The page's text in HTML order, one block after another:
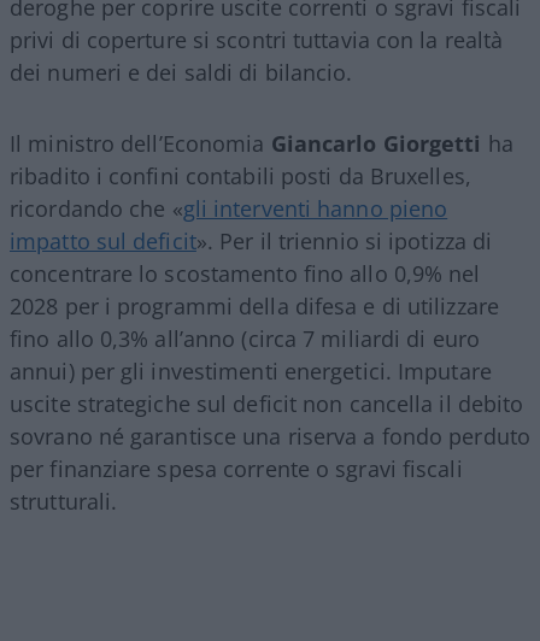
deroghe per coprire uscite correnti o sgravi fiscali
privi di coperture si scontri tuttavia con la realtà
dei numeri e dei saldi di bilancio.
Il ministro dell’Economia Giancarlo Giorgetti ha
ribadito i confini contabili posti da Bruxelles,
ricordando che «gli interventi hanno pieno
impatto sul deficit». Per il triennio si ipotizza di
concentrare lo scostamento fino allo 0,9% nel
2028 per i programmi della difesa e di utilizzare
fino allo 0,3% all’anno (circa 7 miliardi di euro
annui) per gli investimenti energetici. Imputare
uscite strategiche sul deficit non cancella il debito
sovrano né garantisce una riserva a fondo perduto
per finanziare spesa corrente o sgravi fiscali
strutturali.